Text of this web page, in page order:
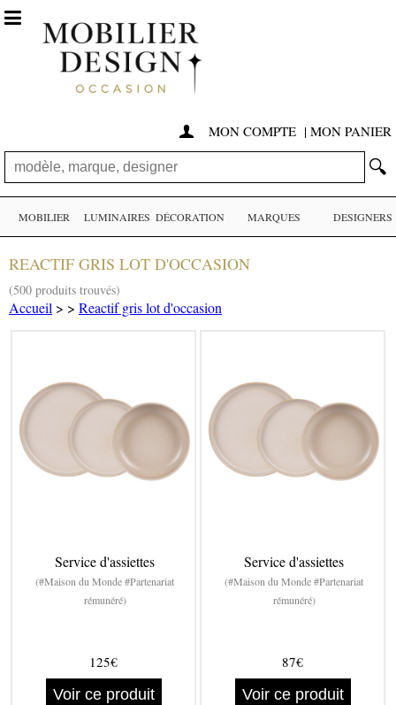
 MON COMPTE | MON PANIER
🔍

MOBILIER LUMINAIRES DÉCORATION MARQUES DESIGNERS
REACTIF GRIS LOT D'OCCASION
(500 produits trouvés)
Accueil > > Reactif gris lot d'occasion
Service d'assiettes
(#Maison du Monde #Partenariat
rémunéré)
125€
Voir ce produit
Service d'assiettes
(#Maison du Monde #Partenariat
rémunéré)
87€
Voir ce produit